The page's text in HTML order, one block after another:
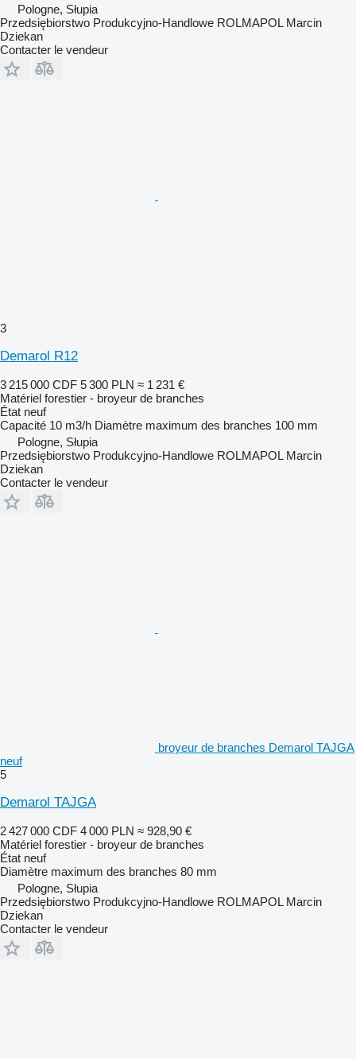
Pologne, Słupia
Przedsiębiorstwo Produkcyjno-Handlowe ROLMAPOL Marcin
Dziekan
Contacter le vendeur
3
Demarol R12
3 215 000 CDF 5 300 PLN ≈ 1 231 €
Matériel forestier - broyeur de branches
État neuf
Capacité 10 m3/h Diamètre maximum des branches 100 mm
Pologne, Słupia
Przedsiębiorstwo Produkcyjno-Handlowe ROLMAPOL Marcin
Dziekan
Contacter le vendeur
broyeur de branches Demarol TAJGA
neuf
5
Demarol TAJGA
2 427 000 CDF 4 000 PLN ≈ 928,90 €
Matériel forestier - broyeur de branches
État neuf
Diamètre maximum des branches 80 mm
Pologne, Słupia
Przedsiębiorstwo Produkcyjno-Handlowe ROLMAPOL Marcin
Dziekan
Contacter le vendeur